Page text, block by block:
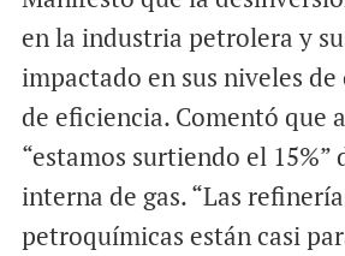
en la industria petrolera y
impactado en sus niveles
de eficiencia. Comentó que
“estamos surtiendo el 15%”
interna de gas. “Las
petroquímicas están casi